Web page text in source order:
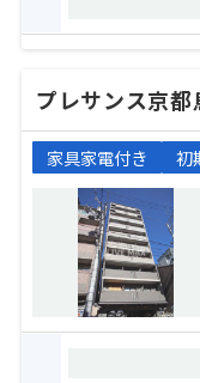
プレサンス京都
家具家電付き 初